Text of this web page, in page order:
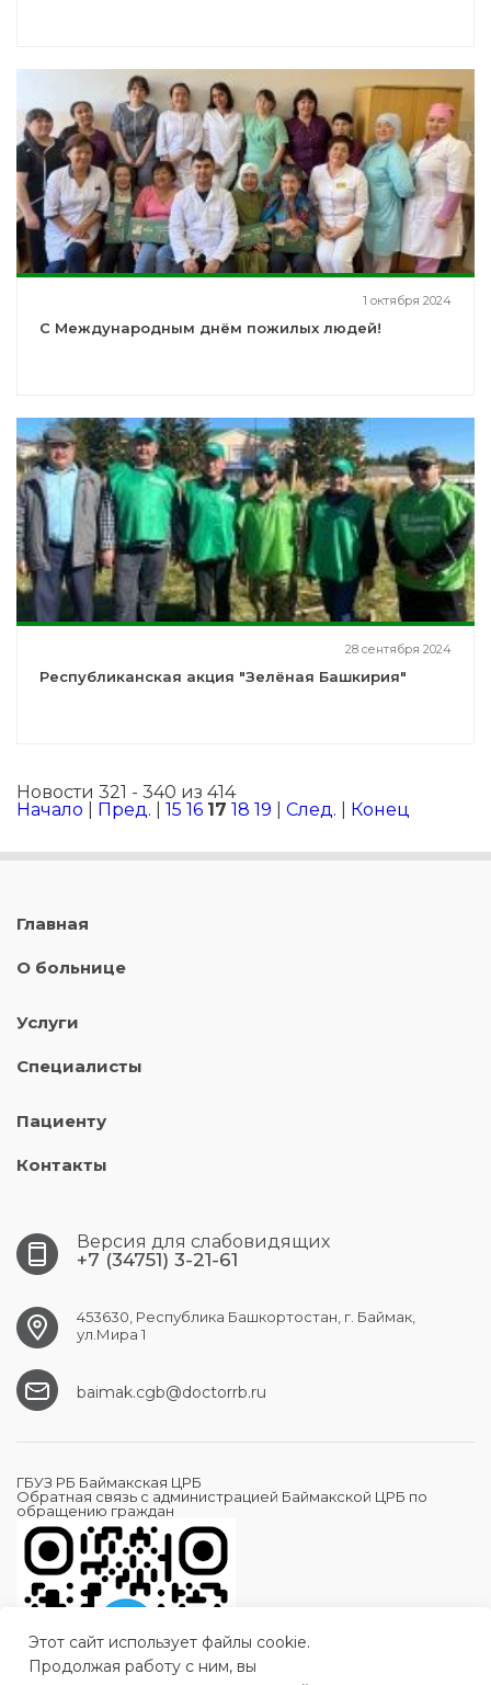
1 октября 2024
С Международным днём пожилых людей!
28 сентября 2024
Республиканская акция "Зелёная Башкирия"
Новости 321 - 340 из 414
Начало
Пред. 15 16 17 18 19 След. Конец
Главная
О больнице
Услуги
Специалисты
Пациенту
Контакты
Версия для слабовидящих
+7 (34751) 3-21-61
453630, Республика Башкортостан, г. Баймак,
ул.Мира 1
baimak.cgb@doctorrb.ru
ГБУЗ РБ Баймакская ЦРБ
Обратная связь с администрацией Баймакской ЦРБ по
обращению граждан
Этот сайт использует файлы cookie.
Продолжая работу с ним, вы